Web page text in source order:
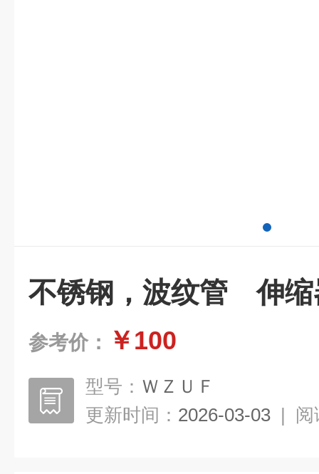
不锈钢，波纹管 伸缩
参考价： ￥100
型号： ＷＺＵＦ
更新时间： 2026-03-03 | 阅